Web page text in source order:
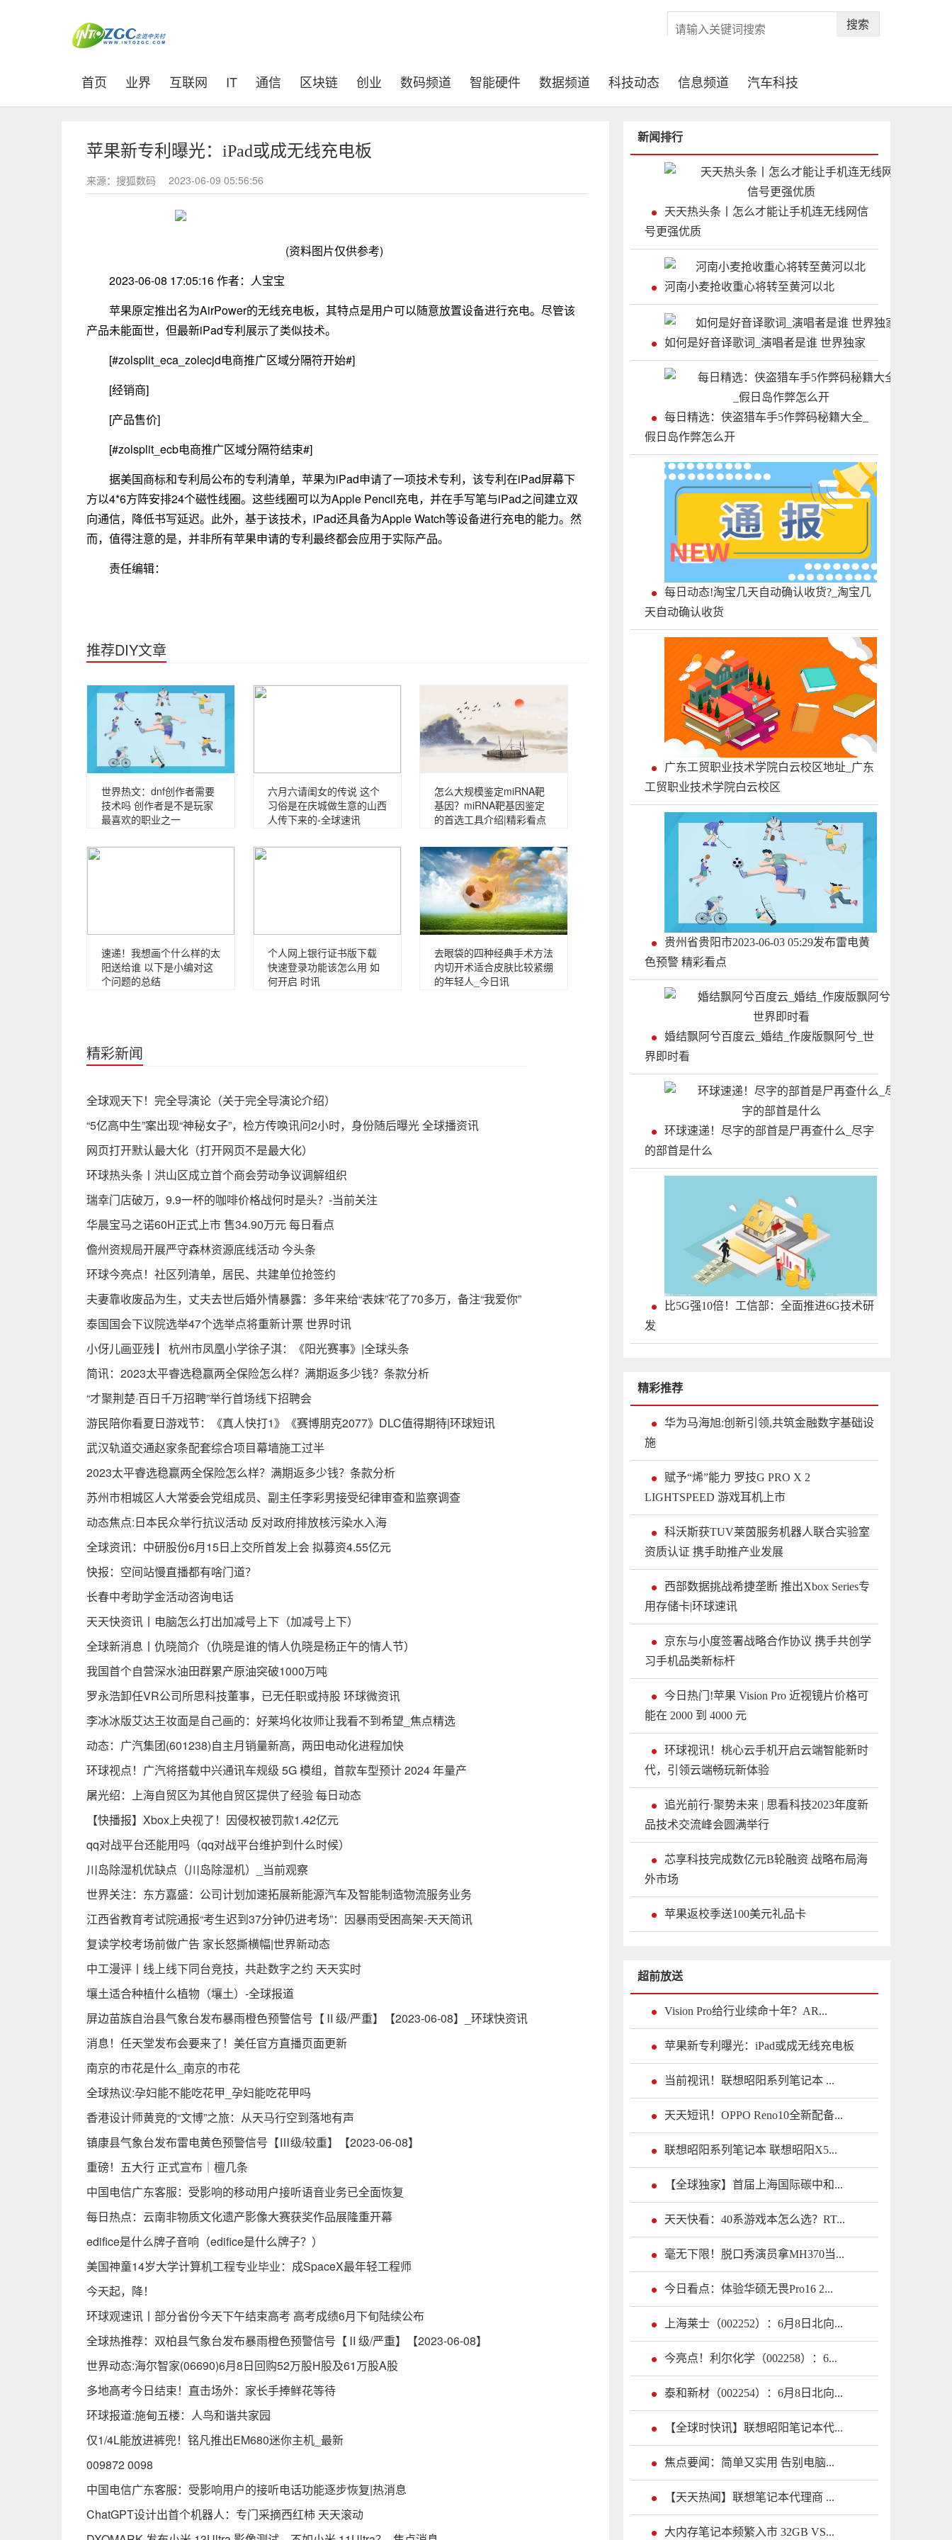
搜索
首页 (current)
业界 互联网 IT 通信 区块链 创业 数码频道 智能硬件 数据频道 科技动态 信息频道 汽车科技
苹果新专利曝光：iPad或成无线充电板
来源：搜狐数码 2023-06-09 05:56:56
(资料图片仅供参考)
2023-06-08 17:05:16 作者：人宝宝
苹果原定推出名为AirPower的无线充电板，其特点是用户可以随意放置设备进行充电。尽管该
产品未能面世，但最新iPad专利展示了类似技术。
[#zolsplit_eca_zolecjd电商推广区域分隔符开始#]
[经销商]
[产品售价]
[#zolsplit_ecb电商推广区域分隔符结束#]
据美国商标和专利局公布的专利清单，苹果为iPad申请了一项技术专利，该专利在iPad屏幕下
方以4*6方阵安排24个磁性线圈。这些线圈可以为Apple Pencil充电，并在手写笔与iPad之间建立双
向通信，降低书写延迟。此外，基于该技术，iPad还具备为Apple Watch等设备进行充电的能力。然
而，值得注意的是，并非所有苹果申请的专利最终都会应用于实际产品。
责任编辑：
推荐DIY文章
世界热文：dnf创作者需要
技术吗 创作者是不是玩家
最喜欢的职业之一
六月六请闺女的传说 这个
习俗是在庆城做生意的山西
人传下来的-全球速讯
怎么大规模鉴定miRNA靶
基因？miRNA靶基因鉴定
的首选工具介绍|精彩看点
速递！我想画个什么样的太
阳送给谁 以下是小编对这
个问题的总结
个人网上银行证书版下载
快速登录功能该怎么用 如
何开启 时讯
去眼袋的四种经典手术方法
内切开术适合皮肤比较紧绷
的年轻人_今日讯
精彩新闻
全球观天下！完全导演论（关于完全导演论介绍）
“5亿高中生”案出现“神秘女子”，检方传唤讯问2小时，身份随后曝光 全球播资讯
网页打开默认最大化（打开网页不是最大化）
环球热头条丨洪山区成立首个商会劳动争议调解组织
瑞幸门店破万，9.9一杯的咖啡价格战何时是头？-当前关注
华晨宝马之诺60H正式上市 售34.90万元 每日看点
儋州资规局开展严守森林资源底线活动 今头条
环球今亮点！社区列清单，居民、共建单位抢签约
夫妻靠收废品为生，丈夫去世后婚外情暴露：多年来给“表妹”花了70多万，备注“我爱你”
泰国国会下议院选举47个选举点将重新计票 世界时讯
小伢儿画亚残 ▏杭州市凤凰小学徐子淇：《阳光赛事》|全球头条
简讯：2023太平睿选稳赢两全保险怎么样？满期返多少钱？条款分析
“才聚荆楚·百日千万招聘”举行首场线下招聘会
游民陪你看夏日游戏节：《真人快打1》《赛博朋克2077》DLC值得期待|环球短讯
武汉轨道交通赵家条配套综合项目幕墙施工过半
2023太平睿选稳赢两全保险怎么样？满期返多少钱？条款分析
苏州市相城区人大常委会党组成员、副主任李彩男接受纪律审查和监察调查
动态焦点:日本民众举行抗议活动 反对政府排放核污染水入海
全球资讯：中研股份6月15日上交所首发上会 拟募资4.55亿元
快报：空间站慢直播都有啥门道？
长春中考助学金活动咨询电话
天天快资讯丨电脑怎么打出加减号上下（加减号上下）
全球新消息丨仇晓简介（仇晓是谁的情人仇晓是杨正午的情人节）
我国首个自营深水油田群累产原油突破1000万吨
罗永浩卸任VR公司所思科技董事，已无任职或持股 环球微资讯
李冰冰版艾达王妆面是自己画的：好莱坞化妆师让我看不到希望_焦点精选
动态：广汽集团(601238)自主月销量新高，两田电动化进程加快
环球视点！广汽将搭载中兴通讯车规级 5G 模组，首款车型预计 2024 年量产
屠光绍：上海自贸区为其他自贸区提供了经验 每日动态
【快播报】Xbox上央视了！因侵权被罚款1.42亿元
qq对战平台还能用吗（qq对战平台维护到什么时候）
川岛除湿机优缺点（川岛除湿机）_当前观察
世界关注：东方嘉盛：公司计划加速拓展新能源汽车及智能制造物流服务业务
江西省教育考试院通报“考生迟到37分钟仍进考场”：因暴雨受困高架-天天简讯
复读学校考场前做广告 家长怒撕横幅|世界新动态
中工漫评丨线上线下同台竞技，共赴数字之约 天天实时
壤土适合种植什么植物（壤土）-全球报道
屏边苗族自治县气象台发布暴雨橙色预警信号【Ⅱ级/严重】【2023-06-08】_环球快资讯
消息！任天堂发布会要来了！美任官方直播页面更新
南京的市花是什么_南京的市花
全球热议:孕妇能不能吃花甲_孕妇能吃花甲吗
香港设计师黄竞的“文博”之旅：从天马行空到落地有声
镇康县气象台发布雷电黄色预警信号【Ⅲ级/较重】【2023-06-08】
重磅！五大行 正式宣布｜檀几条
中国电信广东客服：受影响的移动用户接听语音业务已全面恢复
每日热点：云南非物质文化遗产影像大赛获奖作品展隆重开幕
edifice是什么牌子音响（edifice是什么牌子？）
美国神童14岁大学计算机工程专业毕业：成SpaceX最年轻工程师
今天起，降！
环球观速讯丨部分省份今天下午结束高考 高考成绩6月下旬陆续公布
全球热推荐：双柏县气象台发布暴雨橙色预警信号【Ⅱ级/严重】【2023-06-08】
世界动态:海尔智家(06690)6月8日回购52万股H股及61万股A股
多地高考今日结束！直击场外：家长手捧鲜花等待
环球报道:施甸五楼：人鸟和谐共家园
仅1/4L能放进裤兜！铭凡推出EM680迷你主机_最新
009872 0098
中国电信广东客服：受影响用户的接听电话功能逐步恢复|热消息
ChatGPT设计出首个机器人：专门采摘西红柿 天天滚动
新闻排行
天天热头条丨怎么才能让手机连无线网信
号更强优质
河南小麦抢收重心将转至黄河以北
如何是好音译歌词_演唱者是谁 世界独家
每日精选：侠盗猎车手5作弊码秘籍大全_
假日岛作弊怎么开
每日动态!淘宝几天自动确认收货?_淘宝几
天自动确认收货
广东工贸职业技术学院白云校区地址_广东
工贸职业技术学院白云校区
贵州省贵阳市2023-06-03 05:29发布雷电黄
色预警 精彩看点
婚结飘阿兮百度云_婚结_作废版飘阿兮_世
界即时看
环球速递！尽字的部首是尸再查什么_尽字
的部首是什么
比5G强10倍！工信部：全面推进6G技术研
发
精彩推荐
华为马海旭:创新引领,共筑金融数字基础设
施
赋予“烯”能力 罗技G PRO X 2
LIGHTSPEED 游戏耳机上市
科沃斯获TUV莱茵服务机器人联合实验室
资质认证 携手助推产业发展
西部数据挑战希捷垄断 推出Xbox Series专
用存储卡|环球速讯
京东与小度签署战略合作协议 携手共创学
习手机品类新标杆
今日热门!苹果 Vision Pro 近视镜片价格可
能在 2000 到 4000 元
环球视讯！桃心云手机开启云端智能新时
代，引领云端畅玩新体验
追光前行·聚势未来 | 思看科技2023年度新
品技术交流峰会圆满举行
芯享科技完成数亿元B轮融资 战略布局海
外市场
苹果返校季送100美元礼品卡
超前放送
Vision Pro给行业续命十年？AR...
苹果新专利曝光：iPad或成无线充电板
当前视讯！联想昭阳系列笔记本 ...
天天短讯！OPPO Reno10全新配备...
联想昭阳系列笔记本 联想昭阳X5...
【全球独家】首届上海国际碳中和...
天天快看：40系游戏本怎么选？RT...
毫无下限！脱口秀演员拿MH370当...
今日看点：体验华硕无畏Pro16 2...
上海莱士（002252）：6月8日北向...
今亮点！利尔化学（002258）：6...
泰和新材（002254）：6月8日北向...
【全球时快讯】联想昭阳笔记本代...
焦点要闻：简单又实用 告别电脑...
【天天热闻】联想笔记本代理商 ...
大内存笔记本频繁入市 32GB VS...